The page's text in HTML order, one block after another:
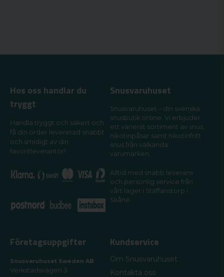
Hos oss handlar du
tryggt
Handla tryggt och säkert och
få din order levererad snabbt
och smidigt av din
favoritleverantör!
Snusvaruhuset
Snusvaruhuset – din svenska
snusbutik online. Vi erbjuder
ett varierat sortiment av snus,
nikotinpåsar samt nikotinfritt
snus från välkända
varumärken.
Alltid med snabb leverans
och personlig service från
vårt lager i Staffanstorp i
Skåne.
Företagsuppgifter
Snusvaruhuset Sweden AB
Verkstadsvägen 3
Kundservice
Om Snusvaruhuset
Kontakta oss